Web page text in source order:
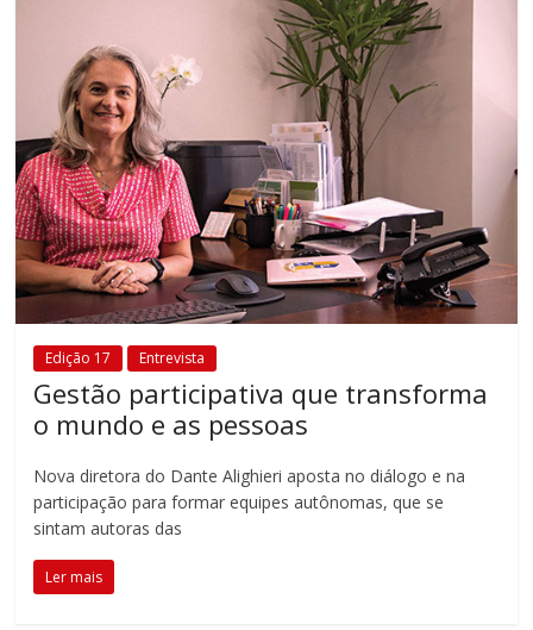
Edição 17 Entrevista
Gestão participativa que transforma
o mundo e as pessoas
Nova diretora do Dante Alighieri aposta no diálogo e na
participação para formar equipes autônomas, que se
sintam autoras das
Ler mais